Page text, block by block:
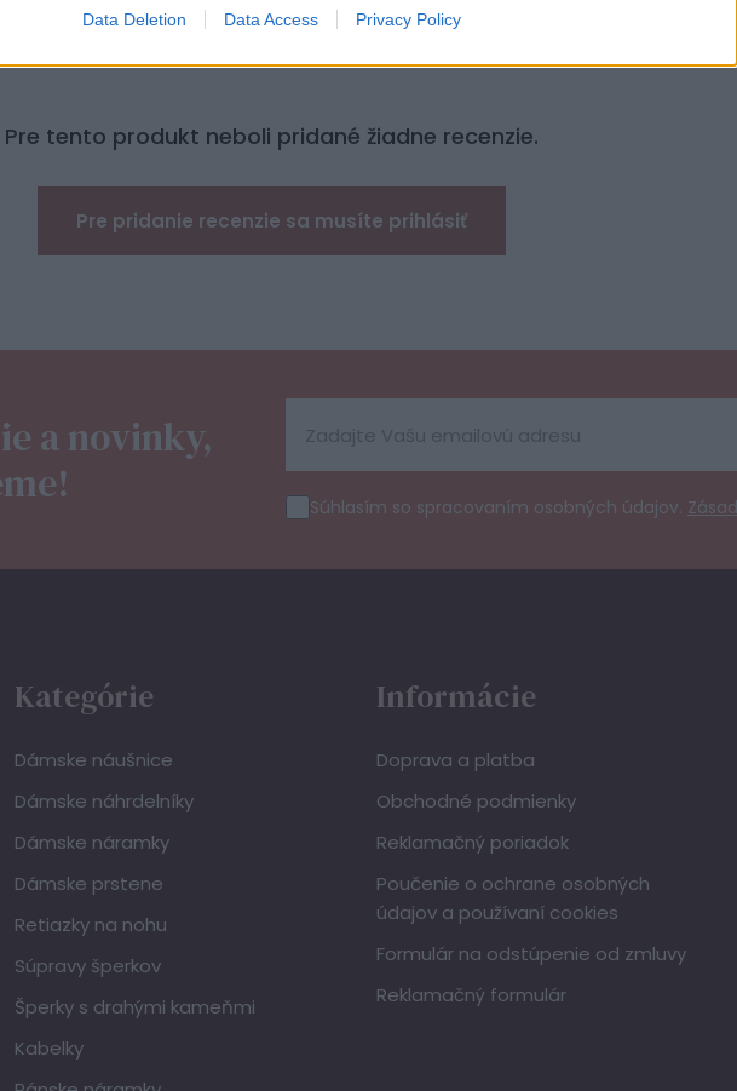
Data Deletion Data Access Privacy Policy
Pre tento produkt neboli pridané žiadne recenzie.
Pre pridanie recenzie sa musíte prihlásiť
a novinky,
Súhlasím so spracovaním osobných údajov.
Kategórie
Dámske náušnice
Dámske náhrdelníky
Dámske náramky
Dámske prstene
Retiazky na nohu
Súpravy šperkov
Šperky s drahými kameňmi
Kabelky
Informácie
Doprava a platba
Obchodné podmienky
Reklamačný poriadok
Poučenie o ochrane osobných
údajov a používaní cookies
Formulár na odstúpenie od zmluvy
Reklamačný formulár